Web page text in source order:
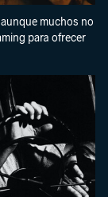
muchos no
para ofrecer